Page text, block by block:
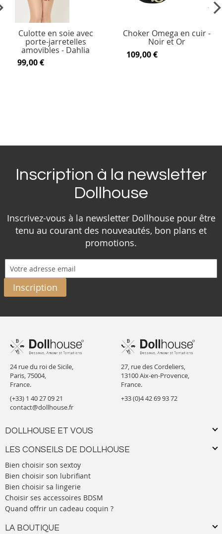
Culotte en soie avec
porte-jarretelles
amovibles - Dahlia
99,00 €
Choker Omega en cuir -
Noir et Or
109,00 €
Inscription à la newsletter
Dollhouse
Inscrivez-vous à la newsletter Dollhouse pour être
tenu au courant des nouveautés, bon plans et
promotions.
Inscription
24 rue du roi de Sicile,
Paris, 75004,
France.
(+33) 1 40 27 09 21
contact@dollhouse.fr
DOLLHOUSE ET VOUS
LES CONSEILS DE DOLLHOUSE
Bien choisir son sextoy
Bien choisir son lubrifiant
Bien choisir sa lingerie
Choisir ses accessoires BDSM
Quand offrir un cadeau coquin ?
LA BOUTIQUE
27, rue des Cordeliers,
13100 Aix-en-Provence,
France.
+33 (0)4 42 69 93 72